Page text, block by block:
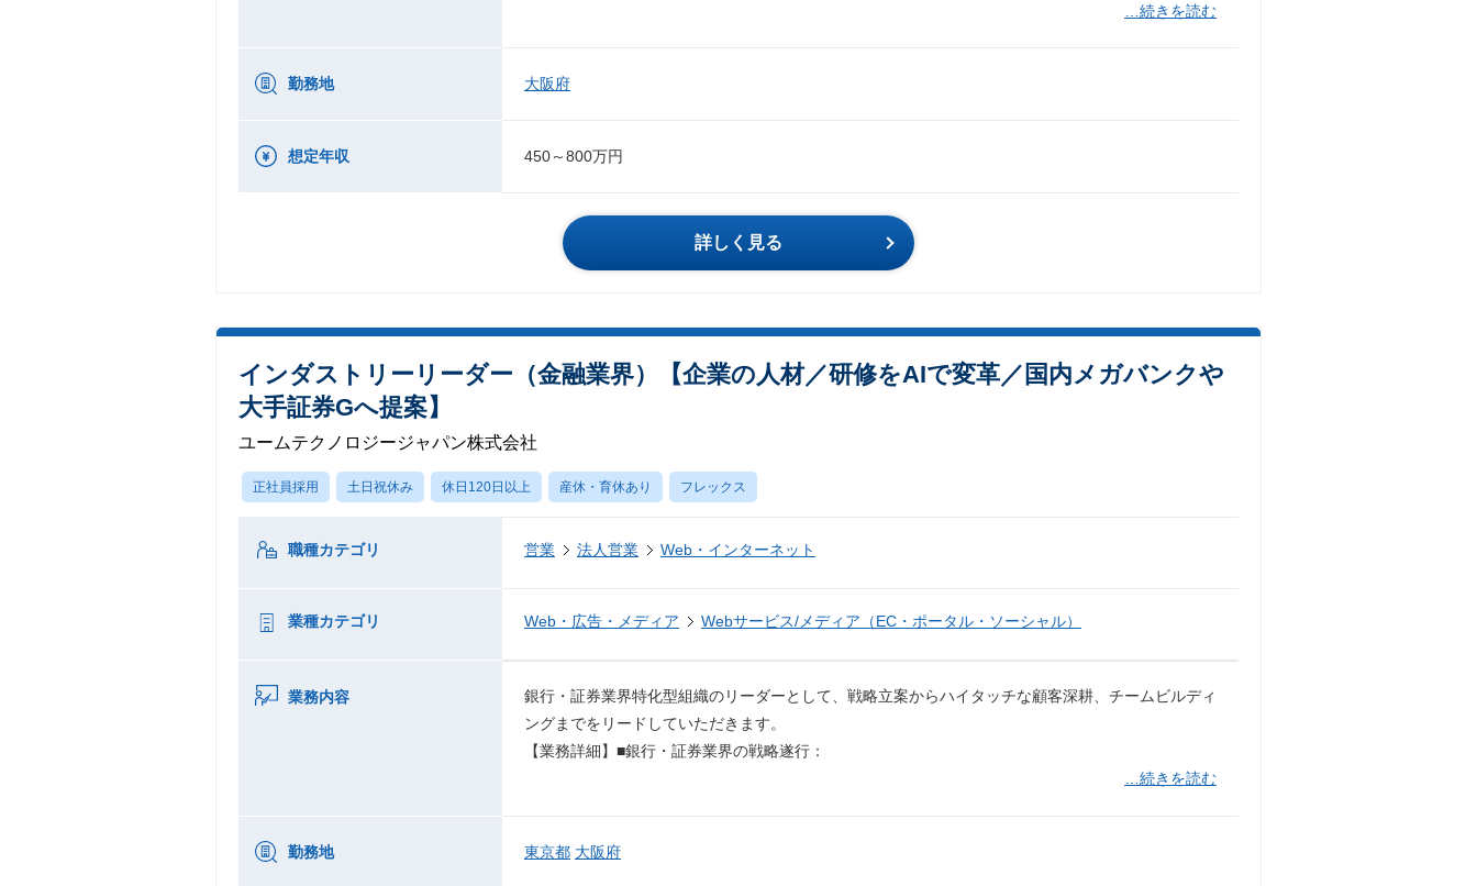
…続きを読む
勤務地 大阪府
想定年収 450～800万円
詳しく見る
インダストリーリーダー（金融業界）【企業の人材／研修をAIで変革／国内メガバンクや
大手証券Gへ提案】
ユームテクノロジージャパン株式会社
正社員採用 土日祝休み 休日120日以上 産休・育休あり フレックス
職種カテゴリ 営業 法人営業 Web・インターネット
業種カテゴリ Web・広告・メディア Webサービス/メディア（EC・ポータル・ソーシャル）
業務内容
銀行・証券業界特化型組織のリーダーとして、戦略立案からハイタッチな顧客深耕、チームビルディ
ングまでをリードしていただきます。
【業務詳細】■銀行・証券業界の戦略遂行：
…続きを読む
勤務地 東京都 大阪府